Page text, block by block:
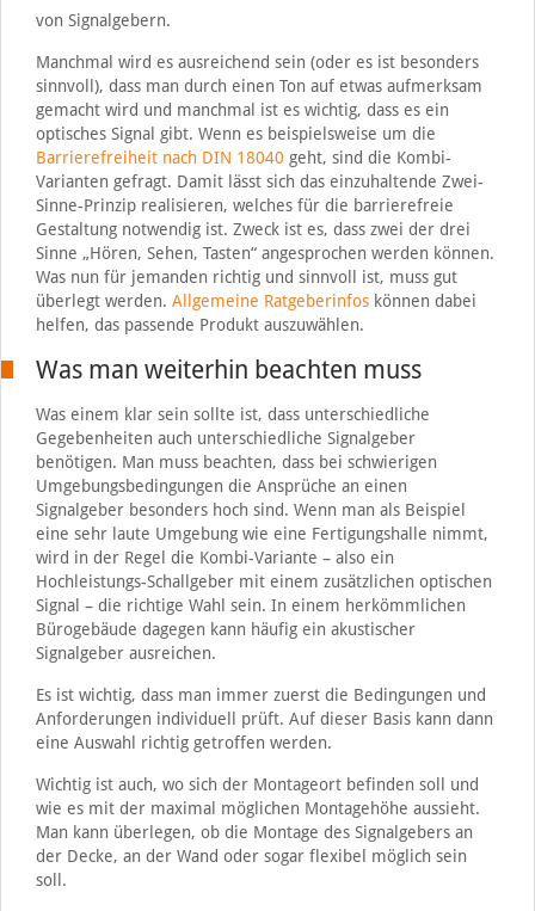
von Signalgebern.
Manchmal wird es ausreichend sein (oder es ist besonders
sinnvoll), dass man durch einen Ton auf etwas aufmerksam
gemacht wird und manchmal ist es wichtig, dass es ein
optisches Signal gibt. Wenn es beispielsweise um die
Barrierefreiheit nach DIN 18040 geht, sind die Kombi-
Varianten gefragt. Damit lässt sich das einzuhaltende Zwei-
Sinne-Prinzip realisieren, welches für die barrierefreie
Gestaltung notwendig ist. Zweck ist es, dass zwei der drei
Sinne „Hören, Sehen, Tasten“ angesprochen werden können.
Was nun für jemanden richtig und sinnvoll ist, muss gut
überlegt werden. Allgemeine Ratgeberinfoskönnen dabei
helfen, das passende Produkt auszuwählen.
Was man weiterhin beachten muss
Was einem klar sein sollte ist, dass unterschiedliche
Gegebenheiten auch unterschiedliche Signalgeber
benötigen. Man muss beachten, dass bei schwierigen
Umgebungsbedingungen die Ansprüche an einen
Signalgeber besonders hoch sind. Wenn man als Beispiel
eine sehr laute Umgebung wie eine Fertigungshalle nimmt,
wird in der Regel die Kombi-Variante – also ein
Hochleistungs-Schallgeber mit einem zusätzlichen optischen
Signal – die richtige Wahl sein. In einem herkömmlichen
Bürogebäude dagegen kann häufig ein akustischer
Signalgeber ausreichen.
Es ist wichtig, dass man immer zuerst die Bedingungen und
Anforderungen individuell prüft. Auf dieser Basis kann dann
eine Auswahl richtig getroffen werden.
Wichtig ist auch, wo sich der Montageort befinden soll und
wie es mit der maximal möglichen Montagehöhe aussieht.
Man kann überlegen, ob die Montage des Signalgebers an
der Decke, an der Wand oder sogar flexibel möglich sein
soll.